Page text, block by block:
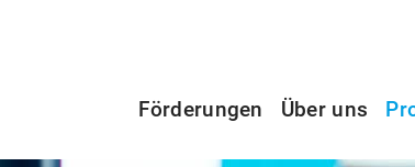
Förderungen Über uns